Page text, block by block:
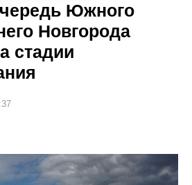
Южного
Новгорода
стадии